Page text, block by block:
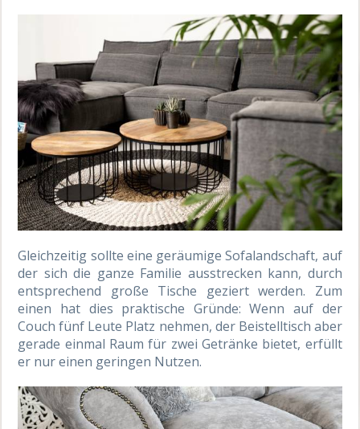
Gleichzeitig sollte eine geräumige Sofalandschaft, auf
der sich die ganze Familie ausstrecken kann, durch
entsprechend große Tische geziert werden. Zum
einen hat dies praktische Gründe: Wenn auf der
Couch fünf Leute Platz nehmen, der Beistelltisch aber
gerade einmal Raum für zwei Getränke bietet, erfüllt
er nur einen geringen Nutzen.